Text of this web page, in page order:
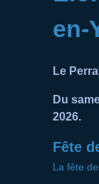
en-
Le
Du
2026.
Fête
La fête